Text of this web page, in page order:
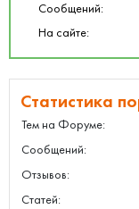
Сообщений:
На сайте:
Статистика
Тем на Форуме:
Сообщений:
Отзывов:
Статей: